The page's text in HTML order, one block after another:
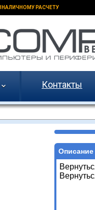
РАСЧЕТУ
Контакты